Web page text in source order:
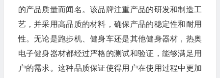
的产品质量而闻名。该品牌注重产品的研发和制造工
艺，并采用高品质的材料，确保产品的稳定性和耐用
性。无论是跑步机、健身车还是其他健身器材，热奥
电子健身器材都经过严格的测试和验证，能够满足用
户的需求。这种品质保证使得用户在使用过程中更加